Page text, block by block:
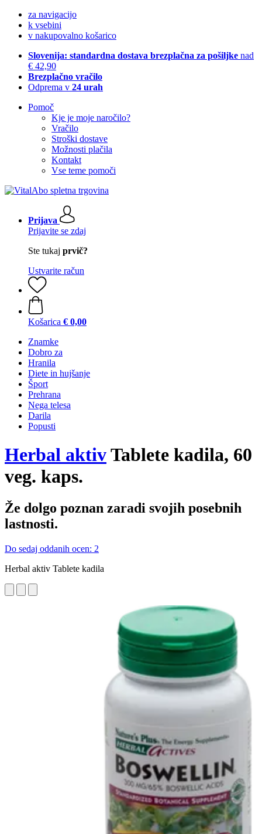
za navigacijo
k vsebini
v nakupovalno košarico
Slovenija: standardna dostava brezplačna za pošiljke nad
€ 42,90
Brezplačno vračilo
Odprema v 24 urah
Pomoč
Kje je moje naročilo?
Vračilo
Stroški dostave
Možnosti plačila
Kontakt
Vse teme pomoči
Prijava
Prijavite se zdaj
Ste tukaj prvič?
Ustvarite račun
Košarica € 0,00
Znamke
Dobro za
Hranila
Diete in hujšanje
Šport
Prehrana
Nega telesa
Darila
Popusti
Herbal aktivTablete kadila, 60
veg. kaps.
Že dolgo poznan zaradi svojih posebnih
lastnosti.
Do sedaj oddanih ocen: 2
Herbal aktiv Tablete kadila